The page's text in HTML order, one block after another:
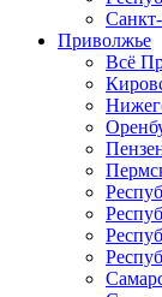
Приволжье
Всё